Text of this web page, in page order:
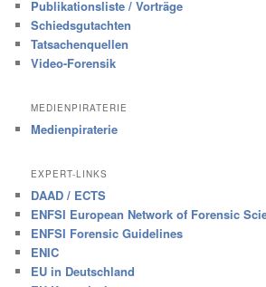
Publikationsliste / Vorträge
Schiedsgutachten
Tatsachenquellen
Video-Forensik
MEDIENPIRATERIE
Medienpiraterie
EXPERT-LINKS
DAAD / ECTS
ENFSI European Network of Forensic
ENFSI Forensic Guidelines
ENIC
EU in Deutschland